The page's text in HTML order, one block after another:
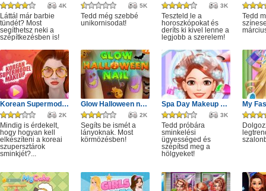
4K
Láttál már barbie
tündét? Most
segíthetsz neki a
szépítkezésben is!
5K
Tedd még szebbé
unikornisodat!
3K
Teszteld le a
horoszkópokat és
deríts ki kivel lenne a
legjobb a szerelem!
Tedd
Korean Supermodel Makeup
2K
Mindig is érdekelt,
hogy hogyan kell
elkészíteni a koreai
szupersztárok
sminkjét?...
Glow Halloween nails polish
2K
Segíts be ismét a
lányoknak. Most
körmözésben!
Spa Day Makeup Artist
3K
Tedd próbára
sminkelési
ügyességed és
szépítsd meg a
hölgyeket!